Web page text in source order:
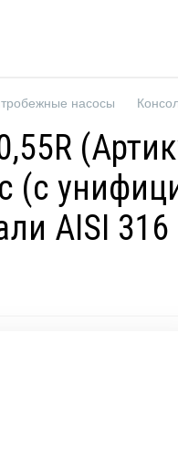
насосы
(с
AISI